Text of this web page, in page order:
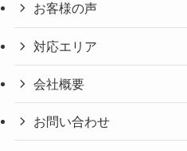
お客様の声
対応エリア
会社概要
お問い合わせ